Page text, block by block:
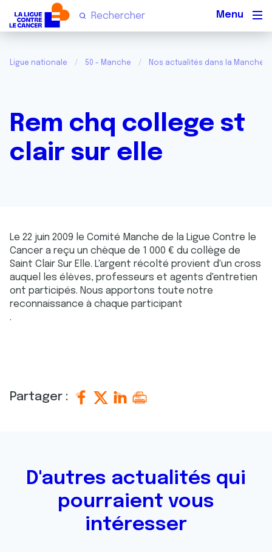
Ligue nationale 50 - Manche Nos actualités dans la Manche
Rem chq college st
clair sur elle
Le 22 juin 2009 le Comité Manche de la Ligue Contre le
Cancer a reçu un chèque de 1 000 € du collège de
Saint Clair Sur Elle. L'argent récolté provient d'un cross
auquel les élèves, professeurs et agents d'entretien
ont participés. Nous apportons toute notre
reconnaissance à chaque participant
.
Partager :
D'autres actualités qui
pourraient vous
intéresser